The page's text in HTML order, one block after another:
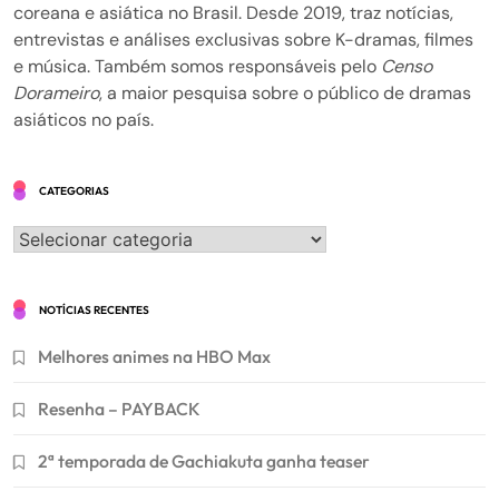
coreana e asiática no Brasil. Desde 2019, traz notícias,
entrevistas e análises exclusivas sobre K-dramas, filmes
e música. Também somos responsáveis pelo Censo
Dorameiro, a maior pesquisa sobre o público de dramas
asiáticos no país.
CATEGORIAS
Categorias
NOTÍCIAS RECENTES
Melhores animes na HBO Max
Resenha – PAYBACK
2ª temporada de Gachiakuta ganha teaser